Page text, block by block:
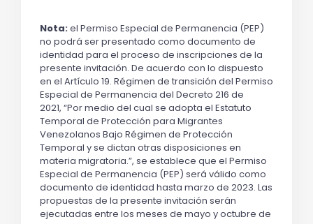
Nota: el Permiso Especial de Permanencia (PEP)
no podrá ser presentado como documento de
identidad para el proceso de inscripciones de la
presente invitación. De acuerdo con lo dispuesto
en el Artículo 19. Régimen de transición del Permiso
Especial de Permanencia del Decreto 216 de
2021, “Por medio del cual se adopta el Estatuto
Temporal de Protección para Migrantes
Venezolanos Bajo Régimen de Protección
Temporal y se dictan otras disposiciones en
materia migratoria.”, se establece que el Permiso
Especial de Permanencia (PEP) será válido como
documento de identidad hasta marzo de 2023. Las
propuestas de la presente invitación serán
ejecutadas entre los meses de mayo y octubre de